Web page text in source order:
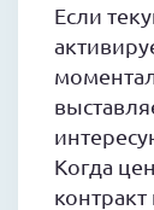
Если
Когда